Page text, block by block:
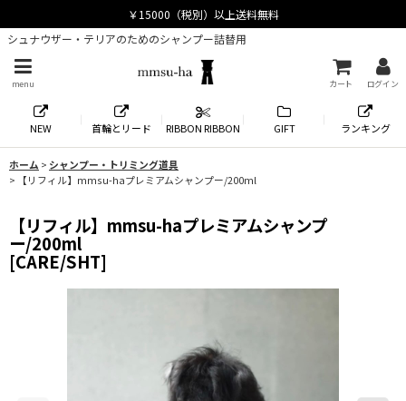
シュナウザー・テリアのためのシャンプー詰替用
menu カート ログイン
NEW 首輪とリード RIBBON RIBBON GIFT ランキング
ホーム> シャンプー・トリミング道具
>
【リフィル】mmsu-haプレミアムシャンプー/200ml
【リフィル】mmsu-haプレミアムシャンプ
ー/200ml
[CARE/SHT]